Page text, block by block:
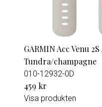
GARMIN Acc Venu
Tundra/champagne
010-12932-0D
459 kr
Visa produkten